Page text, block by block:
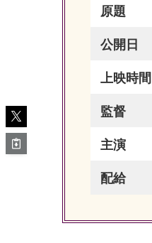
原題
公開日
上映時間
監督
主演
配給